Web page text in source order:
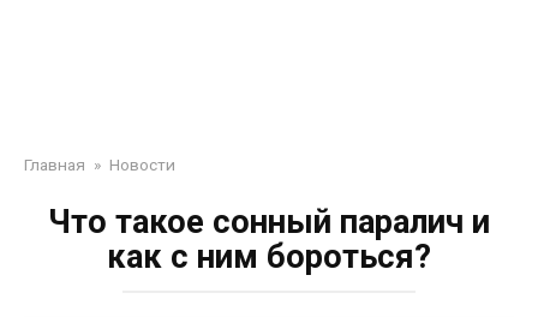
Главная » Новости
Что такое сонный паралич и
как с ним бороться?